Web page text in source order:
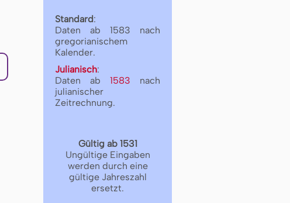
Standard:
Daten ab 1583 nach
gregorianischem
Kalender.
Julianisch:
Daten ab 1583 nach
julianischer
Zeitrechnung.
Gültig ab 1531
Ungültige Eingaben
werden durch eine
gültige Jahreszahl
ersetzt.